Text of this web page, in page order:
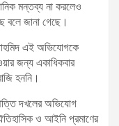
মন্তব্য না করলেও
বলে জানা গেছে।
এই অভিযোগকে
জন্য একাধিকবার
হননি।
দখলের অভিযোগ
ও আইনি প্রমাণের